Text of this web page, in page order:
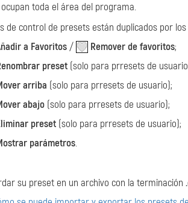
toda el área del programa.
de control de presets están duplicados por
a Favoritos / Remover de favoritos;
preset (solo para prresets de
arriba (solo para prresets de usuario);
abajo (solo para prresets de usuario);
preset (solo para prresets de usuario);
parámetros.
su preset en un archivo con la terminación